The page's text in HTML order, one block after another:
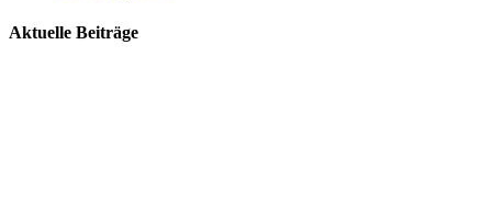
Aktuelle Beiträge